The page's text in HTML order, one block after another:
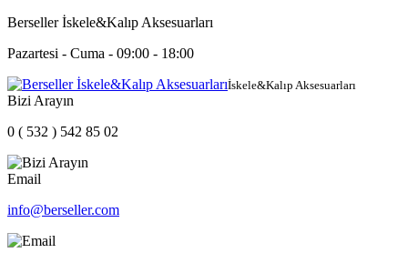
Berseller İskele&Kalıp Aksesuarları
Pazartesi - Cuma - 09:00 - 18:00
İskele&Kalıp Aksesuarları
Bizi Arayın
0 ( 532 ) 542 85 02
Email
info@berseller.com